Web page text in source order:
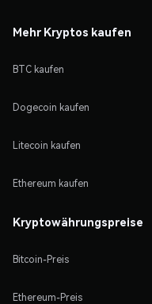
Mehr Kryptos kaufen
BTC kaufen
Dogecoin kaufen
Litecoin kaufen
Ethereum kaufen
Kryptowährungspreise
Bitcoin-Preis
Ethereum-Preis